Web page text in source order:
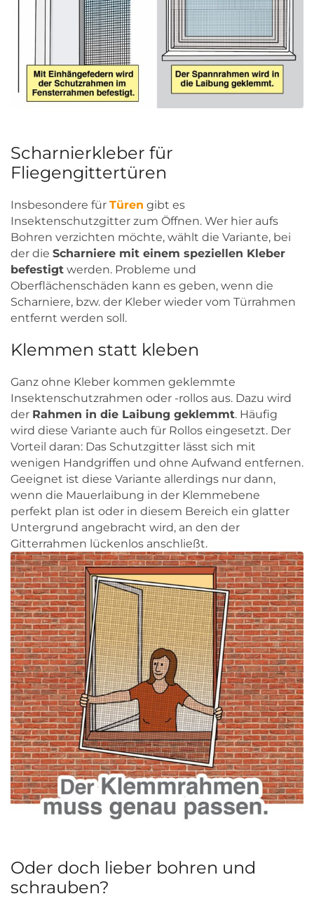
Scharnierkleber für
Fliegengittertüren
Insbesondere für Türen gibt es
Insektenschutzgitter zum Öffnen. Wer hier aufs
Bohren verzichten möchte, wählt die Variante, bei
der die Scharniere mit einem speziellen Kleber
befestigt werden. Probleme und
Oberflächenschäden kann es geben, wenn die
Scharniere, bzw. der Kleber wieder vom Türrahmen
entfernt werden soll.
Klemmen statt kleben
Ganz ohne Kleber kommen geklemmte
Insektenschutzrahmen oder -rollos aus. Dazu wird
der Rahmen in die Laibung geklemmt. Häufig
wird diese Variante auch für Rollos eingesetzt. Der
Vorteil daran: Das Schutzgitter lässt sich mit
wenigen Handgriffen und ohne Aufwand entfernen.
Geeignet ist diese Variante allerdings nur dann,
wenn die Mauerlaibung in der Klemmebene
perfekt plan ist oder in diesem Bereich ein glatter
Untergrund angebracht wird, an den der
Gitterrahmen lückenlos anschließt.
Oder doch lieber bohren und
schrauben?